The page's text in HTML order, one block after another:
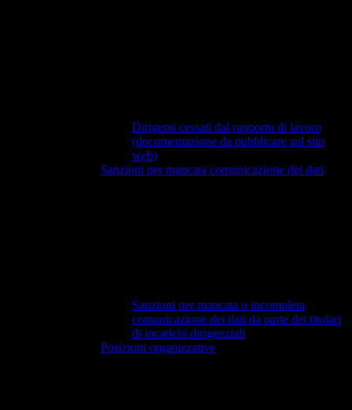
Dirigenti cessati dal rapporto di lavoro
(documentazione da pubblicare sul sito
web)
Sanzioni per mancata comunicazione dei dati
Sanzioni per mancata o incompleta
comunicazione dei dati da parte dei titolari
di incarichi dirigenziali
Posizioni organizzative